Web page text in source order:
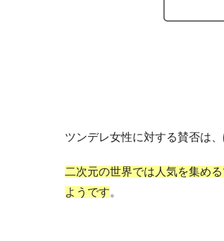
ツンデレ女性に対する賛否は
二次元の世界では人気を集め
ようです。